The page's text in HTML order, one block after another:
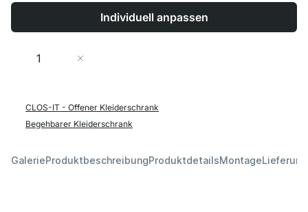
Individuell anpassen
Menge
CLOS-IT - Offener Kleiderschrank
Begehbarer Kleiderschrank
GalerieProduktbeschreibungProduktdetailsMontage